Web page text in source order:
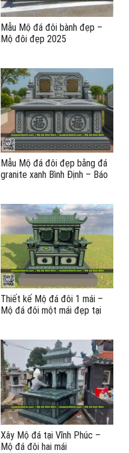
Mẫu Mộ đá đôi bành đẹp –
Mộ đôi đẹp 2025
Mẫu Mộ đá đôi đẹp bằng đá
granite xanh Bình Định – Báo
Thiết kế Mộ đá đôi 1 mái –
Mộ đá đôi một mái đẹp tại
Xây Mộ đá tại Vĩnh Phúc –
Mộ đá đôi hai mái